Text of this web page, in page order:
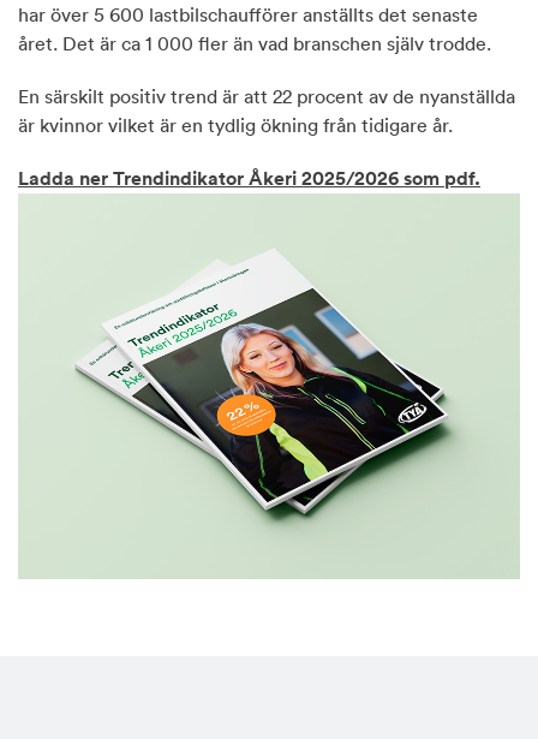
har över 5 600 lastbilschaufförer anställts det senaste
året. Det är ca 1 000 fler än vad branschen själv trodde.
En särskilt positiv trend är att 22 procent av de nyanställda
är kvinnor vilket är en tydlig ökning från tidigare år.
Ladda ner Trendindikator Åkeri 2025/2026 som pdf.